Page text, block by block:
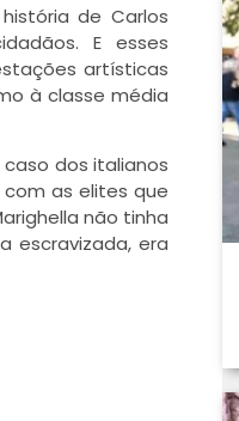
de Carlos
E esses
artísticas
à classe média
dos italianos
as elites que
não tinha
escravizada, era